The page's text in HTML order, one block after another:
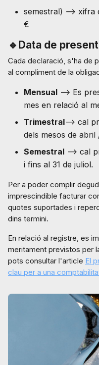
semestral) --> xifra
€
🔹Data de
Cada declaració, s'ha de
al compliment de la
Mensual --> Es
mes en relació al
Trimestral--> cal
dels mesos de
Semestral --> cal
i fins al 31 de juliol.
Per a poder complir
imprescindible facturar
quotes suportades i
dins termini.
En relació al registre, es
meritament previstos per
pots consultar l'article El
clau per a una